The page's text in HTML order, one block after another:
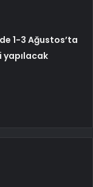
1-3 Ağustos’ta
yapılacak